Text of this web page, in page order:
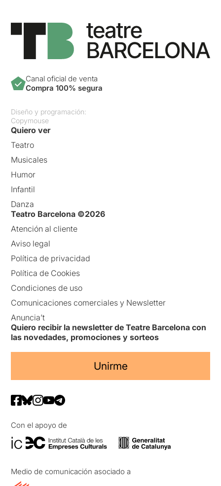
Canal oficial de venta
Compra 100% segura
Diseño y programación:
Copymouse
Quiero ver
Teatro
Musicales
Humor
Infantil
Danza
Teatro Barcelona ©2026
Atención al cliente
Aviso legal
Política de privacidad
Política de Cookies
Condiciones de uso
Comunicaciones comerciales y Newsletter
Anuncia’t
Quiero recibir la newsletter de Teatre Barcelona con
las novedades, promociones y sorteos
Unirme
Con el apoyo de
Medio de comunicación asociado a